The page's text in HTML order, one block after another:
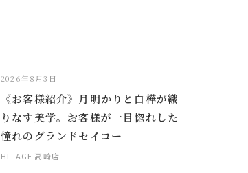
2026年8月3日
《お客様紹介》月明かりと白樺が織
りなす美学。お客様が一目惚れした
憧れのグランドセイコー
HF-AGE 高崎店